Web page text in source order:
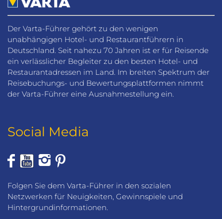
Der Varta-Führer gehört zu den wenigen
unabhängigen Hotel- und Restaurantführern in
Deutschland. Seit nahezu 70 Jahren ist er für Reisende
ein verlässlicher Begleiter zu den besten Hotel- und
Restaurantadressen im Land. Im breiten Spektrum der
Reisebuchungs- und Bewertungsplattformen nimmt
der Varta-Führer eine Ausnahmestellung ein.
Social Media
Folgen Sie dem Varta-Führer in den sozialen
Netzwerken für Neuigkeiten, Gewinnspiele und
Hintergrundinformationen.